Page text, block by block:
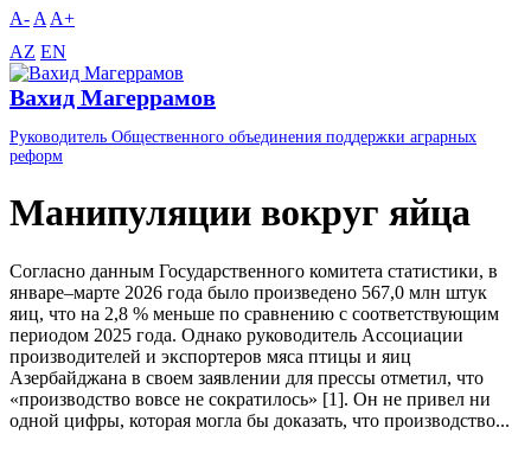
A- A A+
AZ EN
Вахид Магеррамов
Руководитель Общественного объединения поддержки аграрных
реформ
Манипуляции вокруг яйца
Согласно данным Государственного комитета статистики, в
январе–марте 2026 года было произведено 567,0 млн штук
яиц, что на 2,8 % меньше по сравнению с соответствующим
периодом 2025 года. Однако руководитель Ассоциации
производителей и экспортеров мяса птицы и яиц
Азербайджана в своем заявлении для прессы отметил, что
«производство вовсе не сократилось» [1]. Он не привел ни
одной цифры, которая могла бы доказать, что производство...